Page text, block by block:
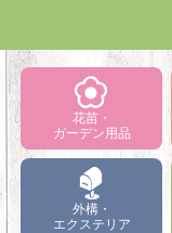
花苗・
ガーデン用品
外構・
エクステリア